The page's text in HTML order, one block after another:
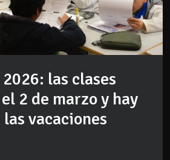
las clases
2 de marzo y hay
vacaciones